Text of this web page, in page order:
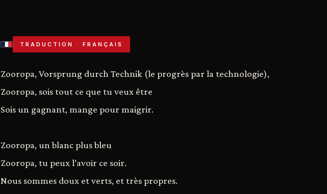
TRADUCTION · FRANÇAIS
Zooropa, Vorsprung durch Technik (le progrès par la technologie),
Zooropa, sois tout ce que tu veux être
Sois un gagnant, mange pour maigrir.
Zooropa, un blanc plus bleu
Zooropa, tu peux l’avoir ce soir.
Nous sommes doux et verts, et très propres.